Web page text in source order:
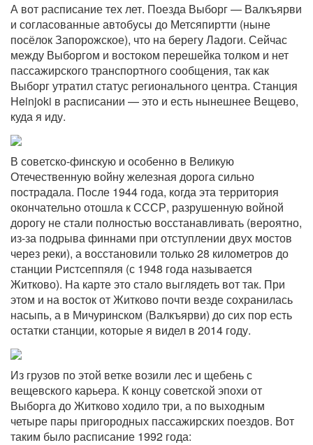
А вот расписание тех лет. Поезда Выборг — Валкъярви
и согласованные автобусы до Метсяпиртти (ныне
посёлок Запорожское), что на берегу Ладоги. Сейчас
между Выборгом и востоком перешейка толком и нет
пассажирского транспортного сообщения, так как
Выборг утратил статус регионального центра. Станция
Heinjoki в расписании — это и есть нынешнее Вещево,
куда я иду.
В советско-финскую и особенно в Великую
Отечественную войну железная дорога сильно
пострадала. После 1944 года, когда эта территория
окончательно отошла к СССР, разрушенную войной
дорогу не стали полностью восстанавливать (вероятно,
из-за подрыва финнами при отступлении двух мостов
через реки), а восстановили только 28 километров до
станции Ристсеппяля (с 1948 года называется
Житково). На карте это стало выглядеть вот так. При
этом и на восток от Житково почти везде сохранилась
насыпь, а в Мичуринском (Валкъярви) до сих пор есть
остатки станции, которые я видел в 2014 году.
Из грузов по этой ветке возили лес и щебень с
вещевского карьера. К концу советской эпохи от
Выборга до Житково ходило три, а по выходным
четыре пары пригородных пассажирских поездов. Вот
таким было расписание 1992 года: